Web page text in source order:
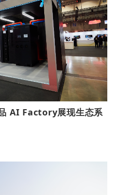
AI Factory展现生态系